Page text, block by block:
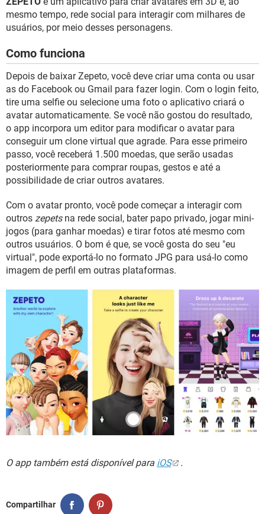
INSTAGRAM GMAIL
GUIA DE COMPRAS
mesmo tempo, rede social para interagir com milhares de
usuários, por meio desses personagens.
Como funciona
Depois de baixar Zepeto, você deve criar uma conta ou usar
as do Facebook ou Gmail para fazer login. Com o login feito,
tire uma selfie ou selecione uma foto o aplicativo criará o
avatar automaticamente. Se você não gostou do resultado,
o app incorpora um editor para modificar o avatar para
conseguir um clone virtual que agrade. Para esse primeiro
passo, você receberá 1.500 moedas, que serão usadas
posteriormente para comprar roupas, gestos e até a
possibilidade de criar outros avatares.
Com o avatar pronto, você pode começar a interagir com
outros zepetsna rede social, bater papo privado, jogar mini-
jogos (para ganhar moedas) e tirar fotos até mesmo com
outros usuários. O bom é que, se você gosta do seu "eu
virtual", pode exportá-lo no formato JPG para usá-lo como
imagem de perfil em outras plataformas.
O app também está disponível para iOS .
Compartilhar